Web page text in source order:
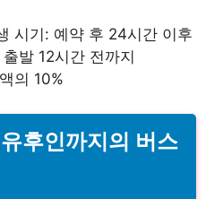
시기: 예약 후 24시간 이후
발 12시간 전까지
의 10%
후인까지의 버스